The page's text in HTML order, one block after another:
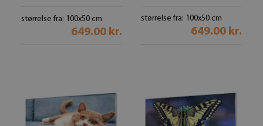
størrelse fra: 100x50 cm
649.00 kr.
størrelse fra: 100x50 cm
649.00 kr.